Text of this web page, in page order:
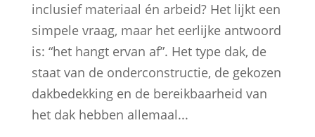
inclusief materiaal én arbeid? Het lijkt een
simpele vraag, maar het eerlijke antwoord
is: “het hangt ervan af”. Het type dak, de
staat van de onderconstructie, de gekozen
dakbedekking en de bereikbaarheid van
het dak hebben allemaal...